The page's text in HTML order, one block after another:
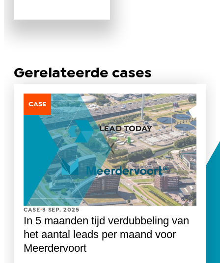
Gerelateerde cases
CASE
CASE.3 SEP. 2025
In 5 maanden tijd verdubbeling van
het aantal leads per maand voor
Meerdervoort